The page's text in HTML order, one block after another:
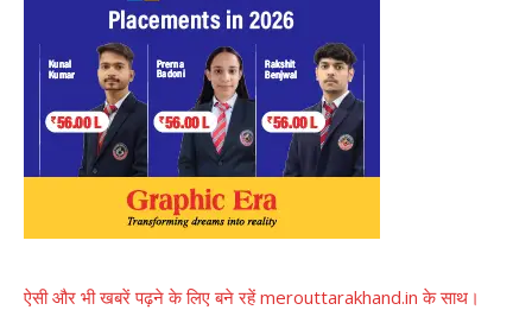
ऐसी और भी खबरें पढ़ने के लिए बने रहें merouttarakhand.in के साथ।